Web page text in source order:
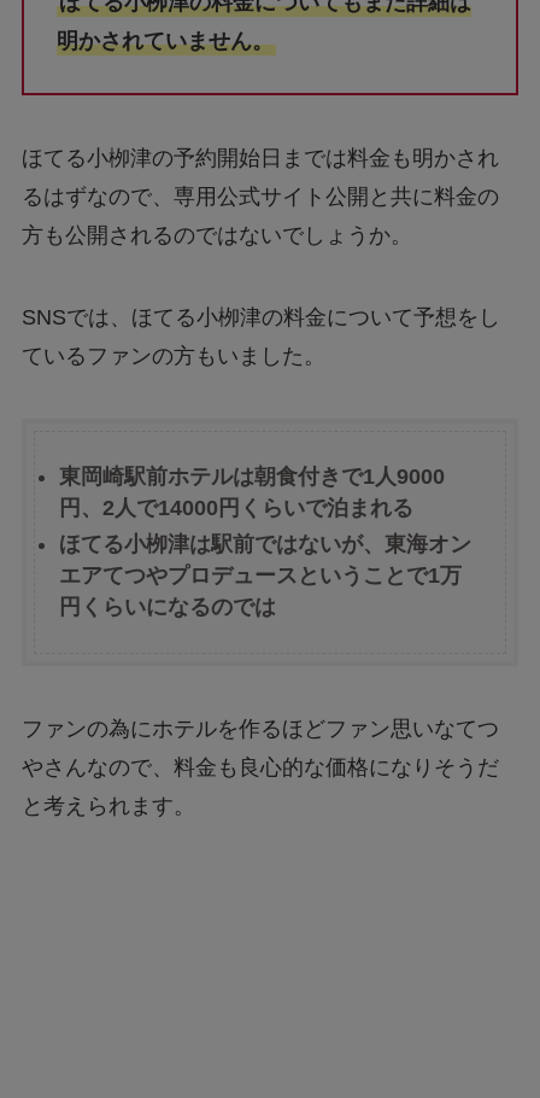
明かされていません。
ほてる小栁津の予約開始日までは料金も明かされ
るはずなので、専用公式サイト公開と共に料金の
方も公開されるのではないでしょうか。
SNSでは、ほてる小栁津の料金について予想をし
ているファンの方もいました。
東岡崎駅前ホテルは朝食付きで1人9000
円、2人で14000円くらいで泊まれる
ほてる小栁津は駅前ではないが、東海オン
エアてつやプロデュースということで1万
円くらいになるのでは
ファンの為にホテルを作るほどファン思いなてつ
やさんなので、料金も良心的な価格になりそうだ
と考えられます。